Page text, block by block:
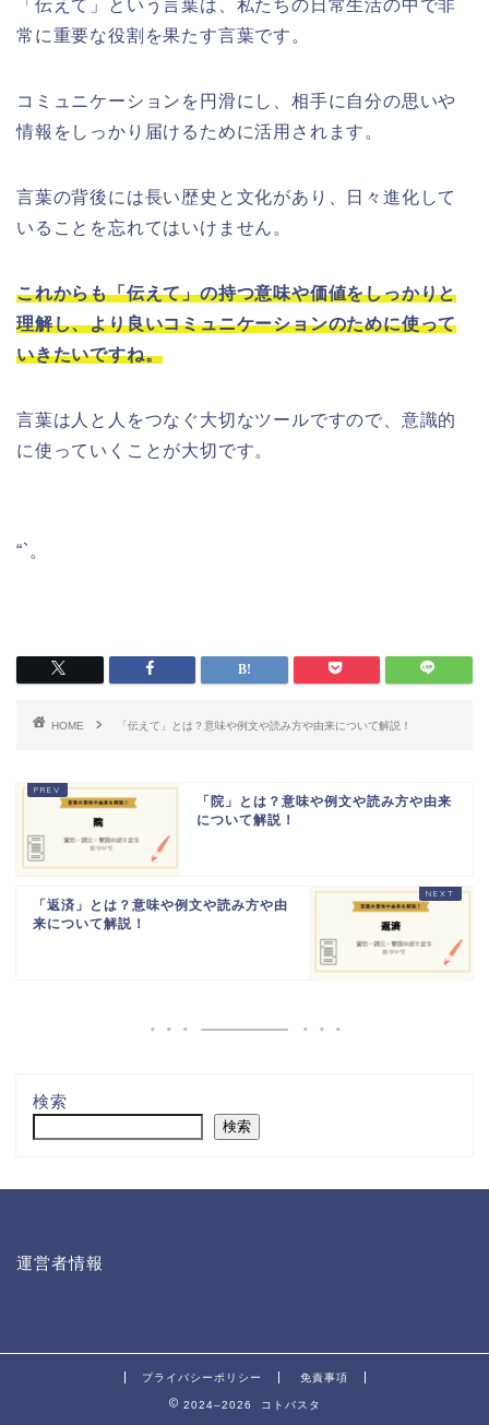
「伝えて」という言葉は、私たちの日常生活の中で非
常に重要な役割を果たす言葉です。
コミュニケーションを円滑にし、相手に自分の思いや
情報をしっかり届けるために活用されます。
言葉の背後には長い歴史と文化があり、日々進化して
いることを忘れてはいけません。
これからも「伝えて」の持つ意味や価値をしっかりと
理解し、より良いコミュニケーションのために使って
いきたいですね。
言葉は人と人をつなぐ大切なツールですので、意識的
に使っていくことが大切です。
“`。
HOME 「伝えて」とは？意味や例文や読み方や由来について解説！
「院」とは？意味や例文や読み方や由来
について解説！
「返済」とは？意味や例文や読み方や由
来について解説！
検索
検索
運営者情報
プライバシーポリシー 免責事項
2024–2026 コトバスタ